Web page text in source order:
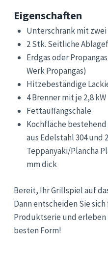
Eigenschaften
Unterschrank mit zwei
2 Stk. Seitliche
Erdgas oder
Werk Propangas)
Hitzebeständige
4 Brenner mit je 2,8 kW
Fettauffangschale
Kochfläche bestehend
aus Edelstahl 304 und
Teppanyaki/Plancha
mm dick
Bereit, Ihr Grillspiel auf
Dann entscheiden Sie
Produktserie und erleben
besten Form!